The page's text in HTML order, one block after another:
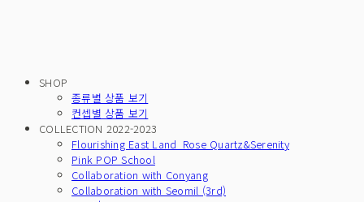
SHOP
종류별 상품 보기
컨셉별 상품 보기
COLLECTION 2022-2023
Flourishing East Land_Rose Quartz&Serenity
Pink POP School
Collaboration with Conyang
Collaboration with Seomil (3rd)